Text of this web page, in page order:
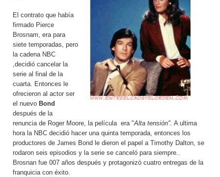
El contrato que había
firmado Pierce
Brosnam, era para
siete temporadas, pero
la cadena NBC
,decidió cancelar la
serie al final de la
cuarta. Entonces le
ofrecieron al actor ser
el nuevo Bond
después de la
renuncia de Roger Moore, la película era "Alta tensión". A ultima
hora la NBC decidió hacer una quinta temporada, entonces los
productores de James Bond le dieron el papel a Timothy Dalton, se
rodaron seis episodios y la serie se canceló para siempre..
Brosnan fue 007 años después y protagonizó cuatro entregas de la
franquicia con éxito.